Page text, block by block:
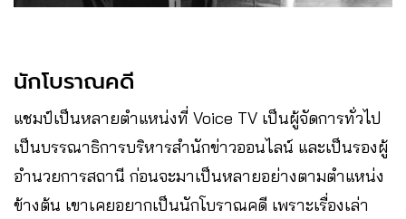
นักโบราณคดี
แชมป์เป็นหลายตำแหน่งที่ Voice TV เป็นผู้จัดการทั่วไป
เป็นบรรณาธิการบริหารสำนักข่าวออนไลน์ และเป็นรองผู้
อำนวยการสถานี ก่อนจะมาเป็นหลายอย่างตามตำแหน่ง
ข้างต้น เขาเคยอยากเป็นนักโบราณคดี เพราะเรื่องเล่า